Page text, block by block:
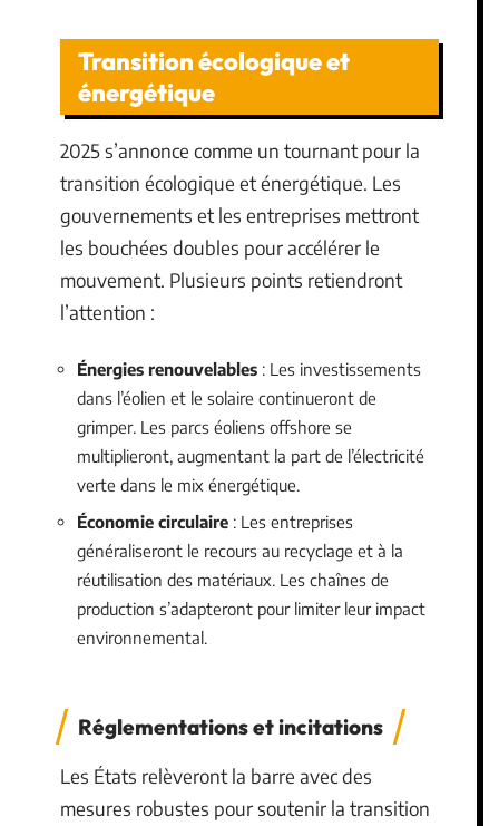
Transition écologique et
énergétique
2025 s’annonce comme un tournant pour la
transition écologique et énergétique. Les
gouvernements et les entreprises mettront
les bouchées doubles pour accélérer le
mouvement. Plusieurs points retiendront
l’attention :
Énergies renouvelables : Les investissements
dans l’éolien et le solaire continueront de
grimper. Les parcs éoliens offshore se
multiplieront, augmentant la part de l’électricité
verte dans le mix énergétique.
Économie circulaire : Les entreprises
généraliseront le recours au recyclage et à la
réutilisation des matériaux. Les chaînes de
production s’adapteront pour limiter leur impact
environnemental.
Réglementations et incitations
Les États relèveront la barre avec des
mesures robustes pour soutenir la transition